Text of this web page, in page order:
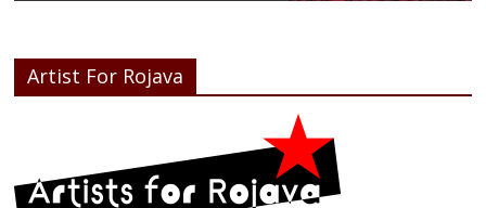
Artist For Rojava